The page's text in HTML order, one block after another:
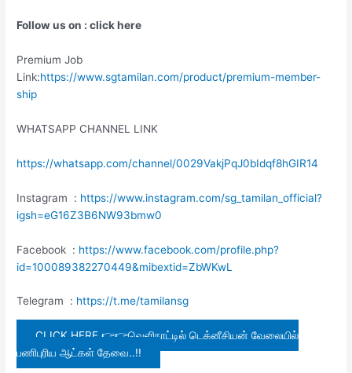
Follow us on : click here
Premium Job
Link:https://www.sgtamilan.com/product/premium-member-
ship
WHATSAPP CHANNEL LINK
https://whatsapp.com/channel/0029VakjPqJ0bIdqf8hGIR14
Instagram : https://www.instagram.com/sg_tamilan_official?
igsh=eG16Z3B6NW93bmw0
Facebook : https://www.facebook.com/profile.php?
id=100089382270449&mibextid=ZbWKwL
Telegram : https://t.me/tamilansg
CLICK HERE 👉👉வெளிநாட்டில் டெக்னீசியன் வேலையில்
பணிபுரிய ஆட்கள் தேவை..!!